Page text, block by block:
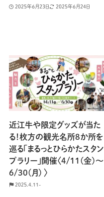
2025年6月23日 2025年6月24日
近江牛や限定グッズが当た
る！枚方の観光名所8か所を
巡る「まるっとひらかたスタン
プラリー」開催〈4/11(金)～
6/30(月) 〉
2025.4.11-